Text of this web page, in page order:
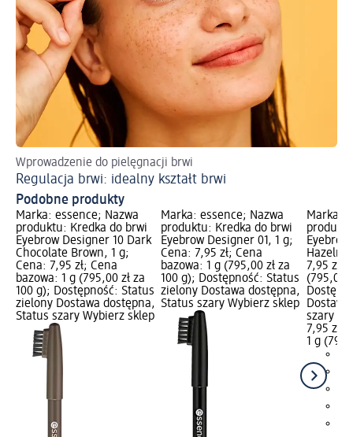
Wprowadzenie do pielęgnacji brwi
Regulacja brwi: idealny kształt brwi
Podobne produkty
Marka: essence; Nazwa
produktu: Kredka do brwi
Eyebrow Designer 10 Dark
Chocolate Brown, 1 g;
Cena: 7,95 zł; Cena
bazowa: 1 g (795,00 zł za
100 g); Dostępność: Status
zielony Dostawa dostępna,
Status szary Wybierz sklep
Marka: essence; Nazwa
produktu: Kredka do brwi
Eyebrow Designer 01, 1 g;
Cena: 7,95 zł; Cena
bazowa: 1 g (795,00 zł za
100 g); Dostępność: Status
zielony Dostawa dostępna,
Status szary Wybierz sklep
Marka:
7,95 zł;
(795,00
szary
7,95 zł
1 g